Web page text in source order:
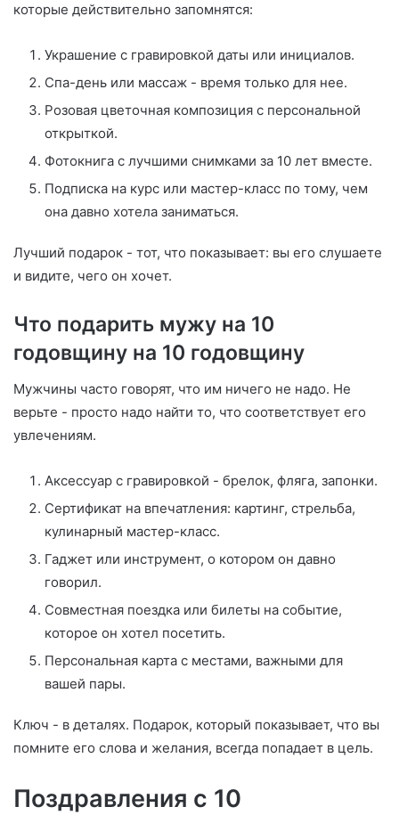
которые действительно запомнятся:
Украшение с гравировкой даты или инициалов.
Спа-день или массаж - время только для нее.
Розовая цветочная композиция с персональной
открыткой.
Фотокнига с лучшими снимками за 10 лет вместе.
Подписка на курс или мастер-класс по тому, чем
она давно хотела заниматься.
Лучший подарок - тот, что показывает: вы его слушаете
и видите, чего он хочет.
Что подарить мужу на 10
годовщину на 10 годовщину
Мужчины часто говорят, что им ничего не надо. Не
верьте - просто надо найти то, что соответствует его
увлечениям.
Аксессуар с гравировкой - брелок, фляга, запонки.
Сертификат на впечатления: картинг, стрельба,
кулинарный мастер-класс.
Гаджет или инструмент, о котором он давно
говорил.
Совместная поездка или билеты на событие,
которое он хотел посетить.
Персональная карта с местами, важными для
вашей пары.
Ключ - в деталях. Подарок, который показывает, что вы
помните его слова и желания, всегда попадает в цель.
Поздравления с 10